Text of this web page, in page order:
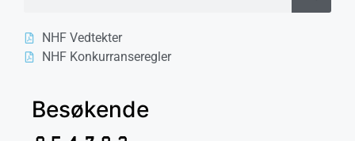
NHF Vedtekter
NHF Konkurranseregler
Besøkende